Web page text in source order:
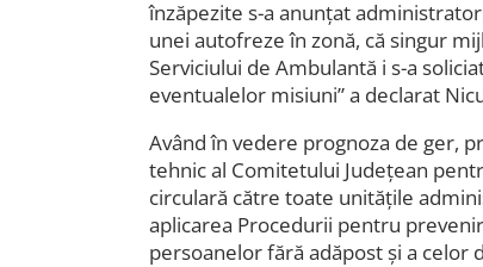
înzăpezite s-a anunțat
unei autofreze în zonă, că singur
Serviciului de Ambulantă i s-a
eventualelor misiuni” a declarat
Având în vedere prognoza de ger,
tehnic al Comitetului Județean
circulară către toate unitățile
aplicarea Procedurii pentru
persoanelor fără adăpost și a celor